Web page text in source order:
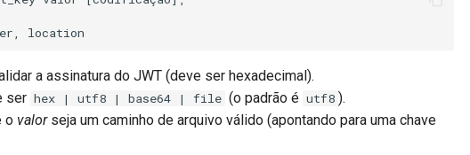
a assinatura do JWT (deve ser hexadecimal).
ser hex | utf8 | base64 | file (o padrão é utf8 ).
o valorseja um caminho de arquivo válido (apontando para uma chave